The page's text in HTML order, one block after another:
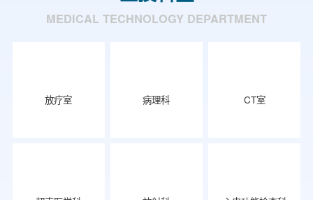
MEDICAL TECHNOLOGY DEPARTMENT
放疗室 病理科 CT室